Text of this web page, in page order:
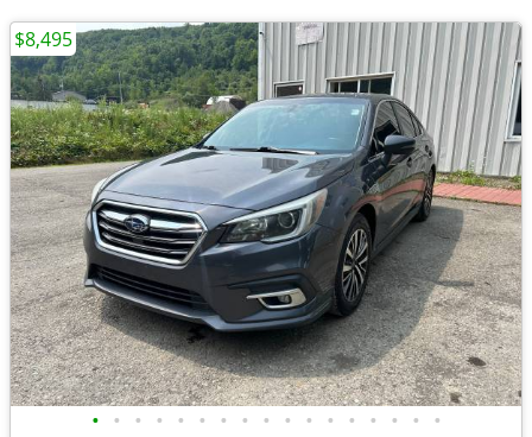
• • • • • • • • • • • • • • • • •
$8,495